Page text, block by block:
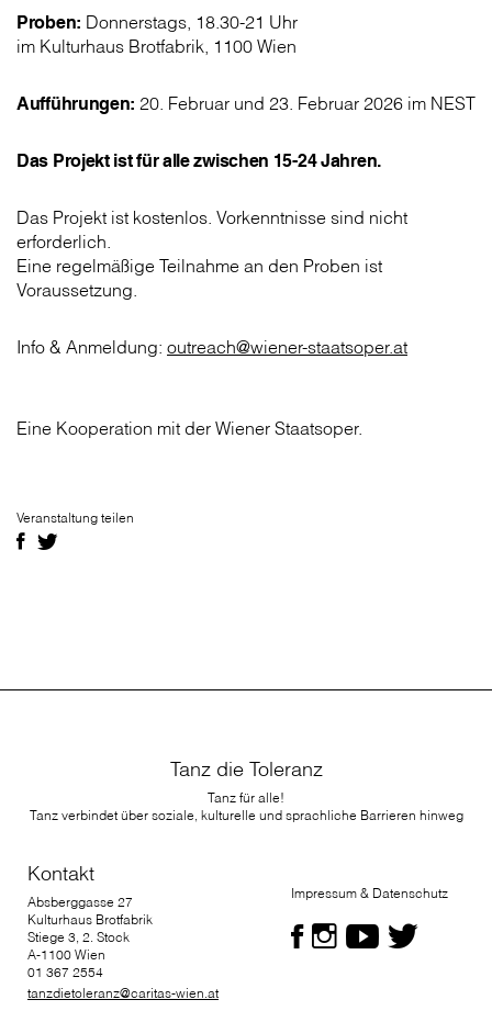
Proben: Donnerstags, 18.30-21 Uhr
im Kulturhaus Brotfabrik, 1100 Wien
Aufführungen: 20. Februar und 23. Februar 2026 im NEST
Das Projekt ist für alle zwischen 15-24 Jahren.
Das Projekt ist kostenlos. Vorkenntnisse sind nicht
erforderlich.
Eine regelmäßige Teilnahme an den Proben ist
Voraussetzung.
Info & Anmeldung: outreach@wiener-staatsoper.at
Eine Kooperation mit der Wiener Staatsoper.
Veranstaltung teilen
Tanz die Toleranz
Tanz für alle!
Tanz verbindet über soziale, kulturelle und sprachliche Barrieren hinweg
Kontakt
Absberggasse 27
Kulturhaus Brotfabrik
Stiege 3, 2. Stock
A-1100 Wien
01 367 2554
tanzdietoleranz@caritas-wien.at
Impressum & Datenschutz